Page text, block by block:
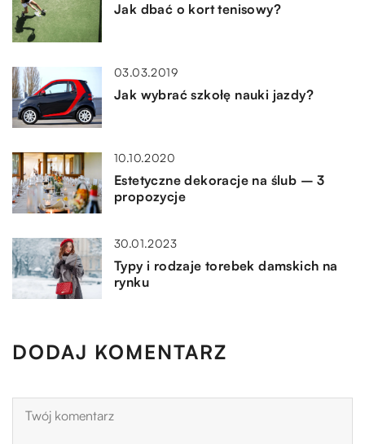
Jak dbać o kort tenisowy?
03.03.2019
Jak wybrać szkołę nauki jazdy?
10.10.2020
Estetyczne dekoracje na ślub – 3
propozycje
30.01.2023
Typy i rodzaje torebek damskich na
rynku
DODAJ KOMENTARZ